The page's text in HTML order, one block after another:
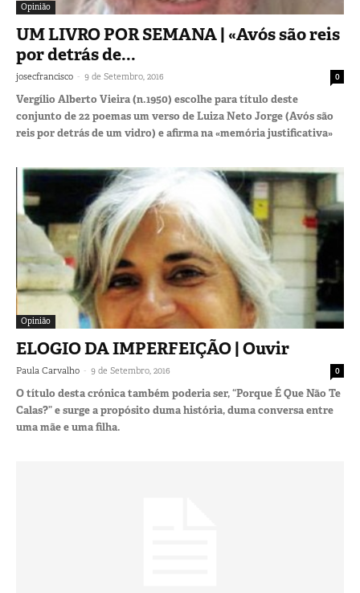
Opinião
UM LIVRO POR SEMANA | «Avós são reis
por detrás de...
josecfrancisco - 9 de Setembro, 2016 0
Vergílio Alberto Vieira (n.1950) escolhe para título deste
conjunto de 22 poemas um verso de Luiza Neto Jorge (Avós são
reis por detrás de um vidro) e afirma na «memória justificativa»
Opinião
ELOGIO DA IMPERFEIÇÃO | Ouvir
Paula Carvalho - 9 de Setembro, 2016 0
O título desta crónica também poderia ser, “Porque É Que Não Te
Calas?” e surge a propósito duma história, duma conversa entre
uma mãe e uma filha.